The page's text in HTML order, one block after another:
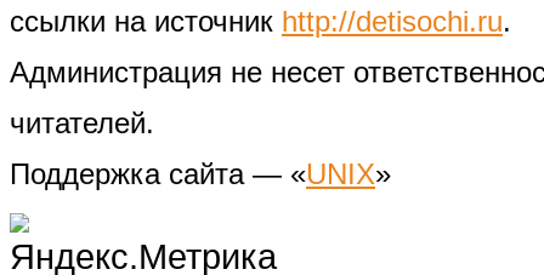
ссылки на источник http://detisochi.ru.
Администрация не несет
читателей.
Поддержка сайта — «UNIX»